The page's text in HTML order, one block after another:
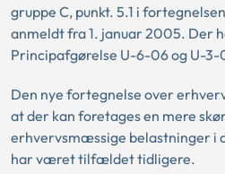
gruppe C, punkt. 5.1 i
anmeldt fra 1. januar 2005. Der
Principafgørelse U-6-06 og U-3-
Den nye fortegnelse over
at der kan foretages en mere
erhvervsmæssige belastninger i
har været tilfældet tidligere.